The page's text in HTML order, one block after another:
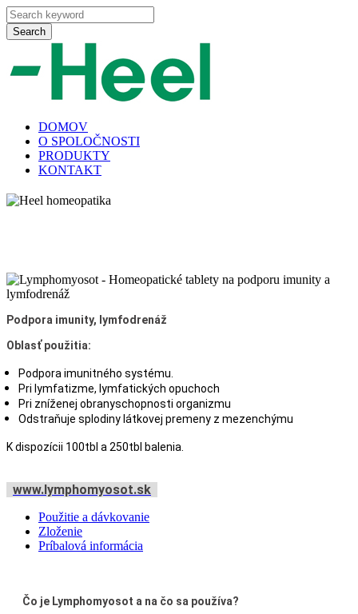
Search
DOMOV
O SPOLOČNOSTI
PRODUKTY
KONTAKT
Lymphomyosot
Podpora imunity, lymfodrenáž
Oblasť použitia:
Podpora imunitného systému.
Pri lymfatizme, lymfatických opuchoch
Pri zníženej obranyschopnosti organizmu
Odstraňuje splodiny látkovej premeny z mezenchýmu
K dispozícii 100tbl a 250tbl balenia.
www.lymphomyosot.sk
Použitie a dávkovanie
Zloženie
Príbalová informácia
Čo je Lymphomyosot a na čo sa používa?